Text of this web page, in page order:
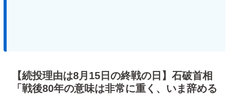
【続投理由は8月15日の終戦の日】石破首相
「戦後80年の意味は非常に重く、いま辞める